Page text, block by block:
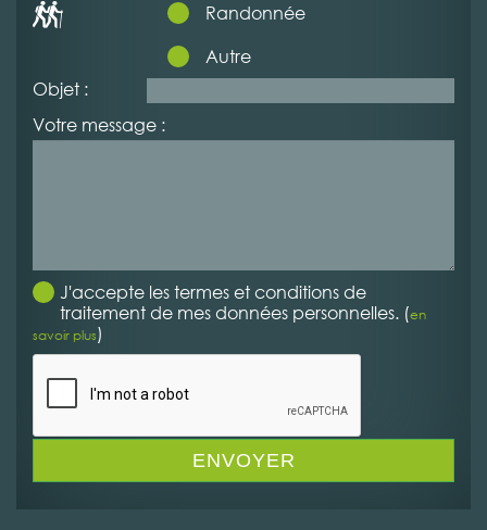
Randonnée
Autre
Objet :
Votre message :
J'accepte les termes et conditions de
traitement de mes données personnelles. (en
savoir plus)